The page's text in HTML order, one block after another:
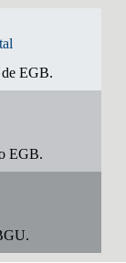
de EGB.
EGB.